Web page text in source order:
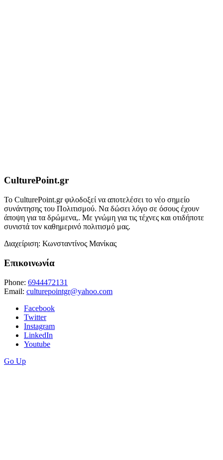
CulturePoint.gr
Το CulturePoint.gr φιλοδοξεί να αποτελέσει το νέο σημείο
συνάντησης του Πολιτισμού. Να δώσει λόγο σε όσους έχουν
άποψη για τα δρώμενα,. Με γνώμη για τις τέχνες και οτιδήποτε
συνιστά τον καθημερινό πολιτισμό μας.
Διαχείριση: Κωνσταντίνος Μανίκας
Επικοινωνία
Phone: 6944472131
Email: culturepointgr@yahoo.com
Facebook
Twitter
Instagram
LinkedIn
Youtube
Go Up